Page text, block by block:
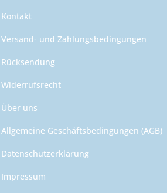
Kontakt
Versand- und Zahlungsbedingungen
Rücksendung
Widerrufsrecht
Über uns
Allgemeine Geschäftsbedingungen (AGB)
Datenschutzerklärung
Impressum